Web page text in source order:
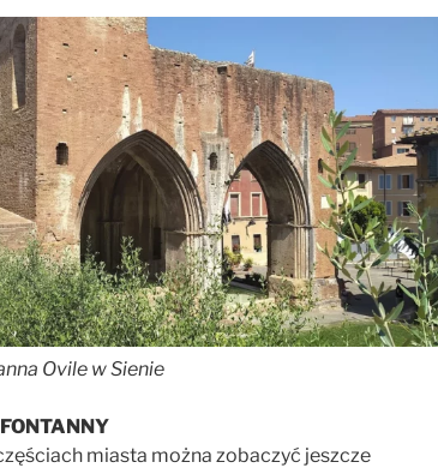
Ovile w Sienie
miasta można zobaczyć jeszcze